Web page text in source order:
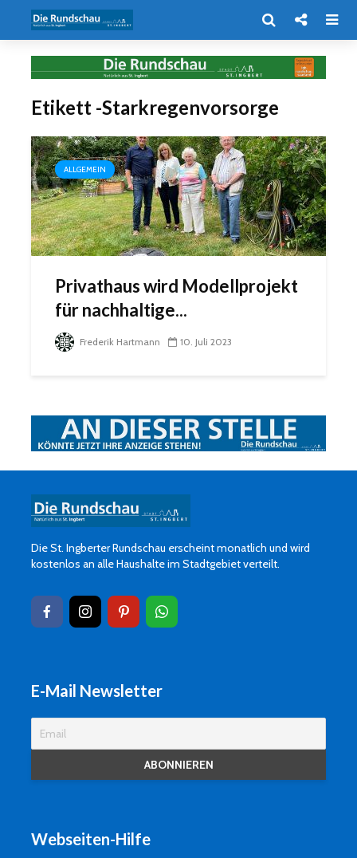
Etikett -Starkregenvorsorge
ALLGEMEIN
Privathaus wird Modellprojekt
für nachhaltige...
Frederik Hartmann 10. Juli 2023
Die St. Ingberter Rundschau erscheint monatlich und wird
kostenlos an alle Haushalte im Stadtgebiet verteilt.
E-Mail Newsletter
Webseiten-Hilfe